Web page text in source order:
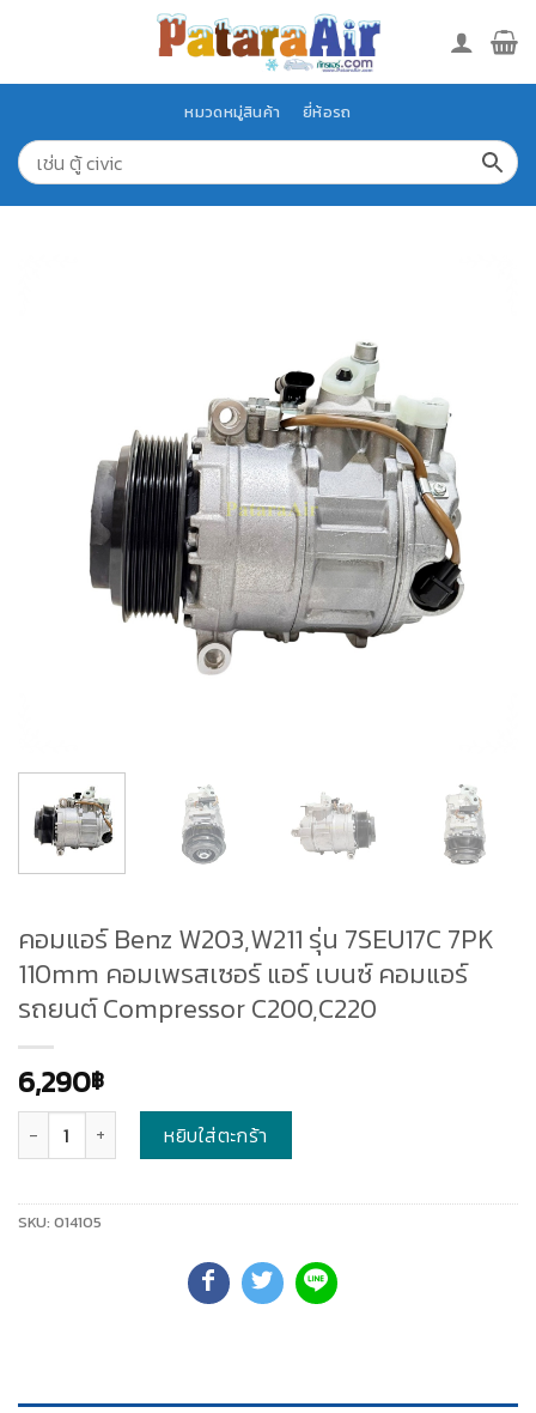
หมวดหมู่สินค้า ยี่ห้อรถ
คอมแอร์ Benz W203,W211 รุ่น 7SEU17C 7PK
110mm คอมเพรสเซอร์ แอร์ เบนซ์ คอมแอร์
รถยนต์ Compressor C200,C220
6,290฿
หยิบใส่ตะกร้า
SKU: 014105